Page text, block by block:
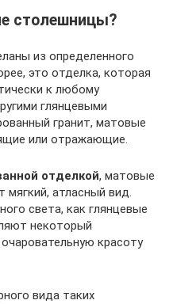
столешницы?
из определенного
это отделка, которая
к любому
глянцевыми
гранит, матовые
или отражающие.
отделкой, матовые
атласный вид.
света, как глянцевые
некоторый
красоту
вида таких